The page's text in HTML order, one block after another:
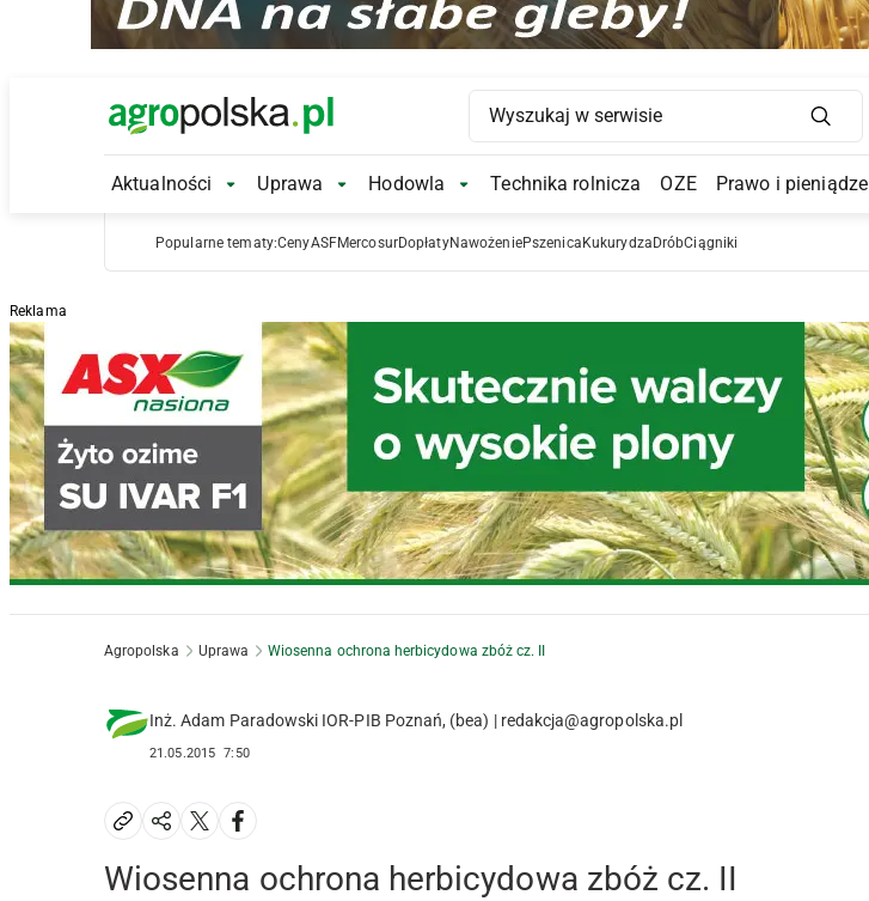
Main Logo
Main Navigation
Aktualności Aktualności Submenu
Uprawa Uprawa Submenu
Hodowla Hodowla Submenu
Technika rolnicza OZE Prawo i pieniądze
Popularne tematy:CenyASFMercosurDopłatyNawożeniePszenica Kukurydza DróbCiągniki
Reklama
Agropolska Uprawa Wiosenna ochrona herbicydowa zbóż cz. II
Inż. Adam Paradowski IOR-PIB Poznań, (bea) | redakcja@agropolska.pl
21.05.2015 7:50
Wiosenna ochrona herbicydowa zbóż cz. II